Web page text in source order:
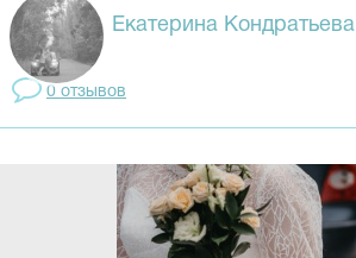
Екатерина Кондратьева
0 отзывов